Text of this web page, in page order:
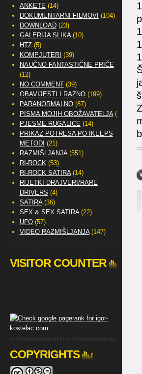
ANKETE (14)
DOKUMENTARNI FILMOVI (104)
DOWNLOAD(23)
GALERIJA SLIKA(10)
HTZ(5)
KOMPJUTERI (39)
NAUČNO FANTASTIČNE PRIČE
(12)
NO COMMENT(39)
OBAVIJESTI I RAZNO(199)
PARANORMALNO(87)
PISMA MOJIH OBOŽAVATELJA(2)
PJESME RUGALICE (14)
PRIKAZ POTRESA PO IKEEPS
METODI (21)
RAZMIŠLJANJA(551)
RI-ROCK(53)
RI-ROCK SATIRA(14)
RIJETKI DRAJVERI/RARE
DRIVERS (4)
SATIRA(36)
SEX & SEX SATIRA(22)
UFO(57)
VIDEO RAZMIŠLJANJA(147)
VISITOR COUNTER
COPYRIGHTS